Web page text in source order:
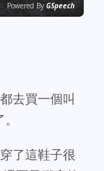
Powered By GSpeech
去買一個叫
了這鞋子很